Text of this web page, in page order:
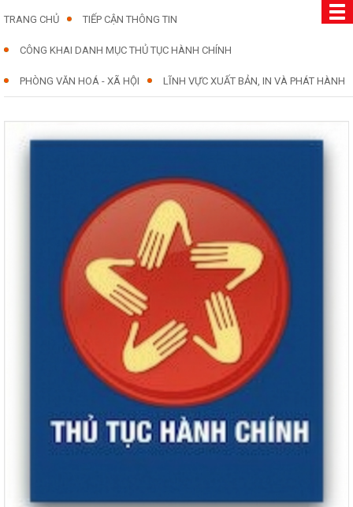
TRANG CHỦ TIẾP CẬN THÔNG TIN
CÔNG KHAI DANH MỤC THỦ TỤC HÀNH CHÍNH
PHÒNG VĂN HOÁ - XÃ HỘI LĨNH VỰC XUẤT BẢN, IN VÀ PHÁT HÀNH